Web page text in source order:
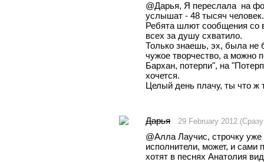
@Дарья, Я переслала  на
услышат - 48 тысяч
Ребята шлют сообщения со
всех за душу схватило.
Только знаешь, эх, была не
чужое творчество, а можно
Бархан, потерпи", на
хочется.
Целый день плачу, ты что
Дарья 29 February 2012
@Aлла Лаучис, строчку
исполнители, может, и
хотят в песнях Анатолия